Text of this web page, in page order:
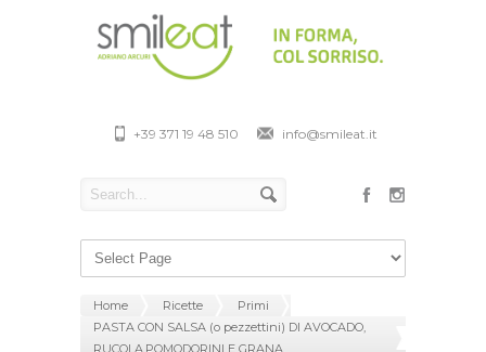
+39 371 19 48 510 info@smileat.it
Home Ricette
Primi
PASTA CON SALSA (o pezzettini) DI AVOCADO,
RUCOLA,POMODORINI E GRANA